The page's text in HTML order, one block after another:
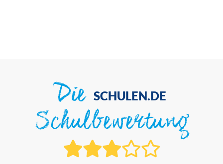
Die SCHULEN.DE
Schulbewertung